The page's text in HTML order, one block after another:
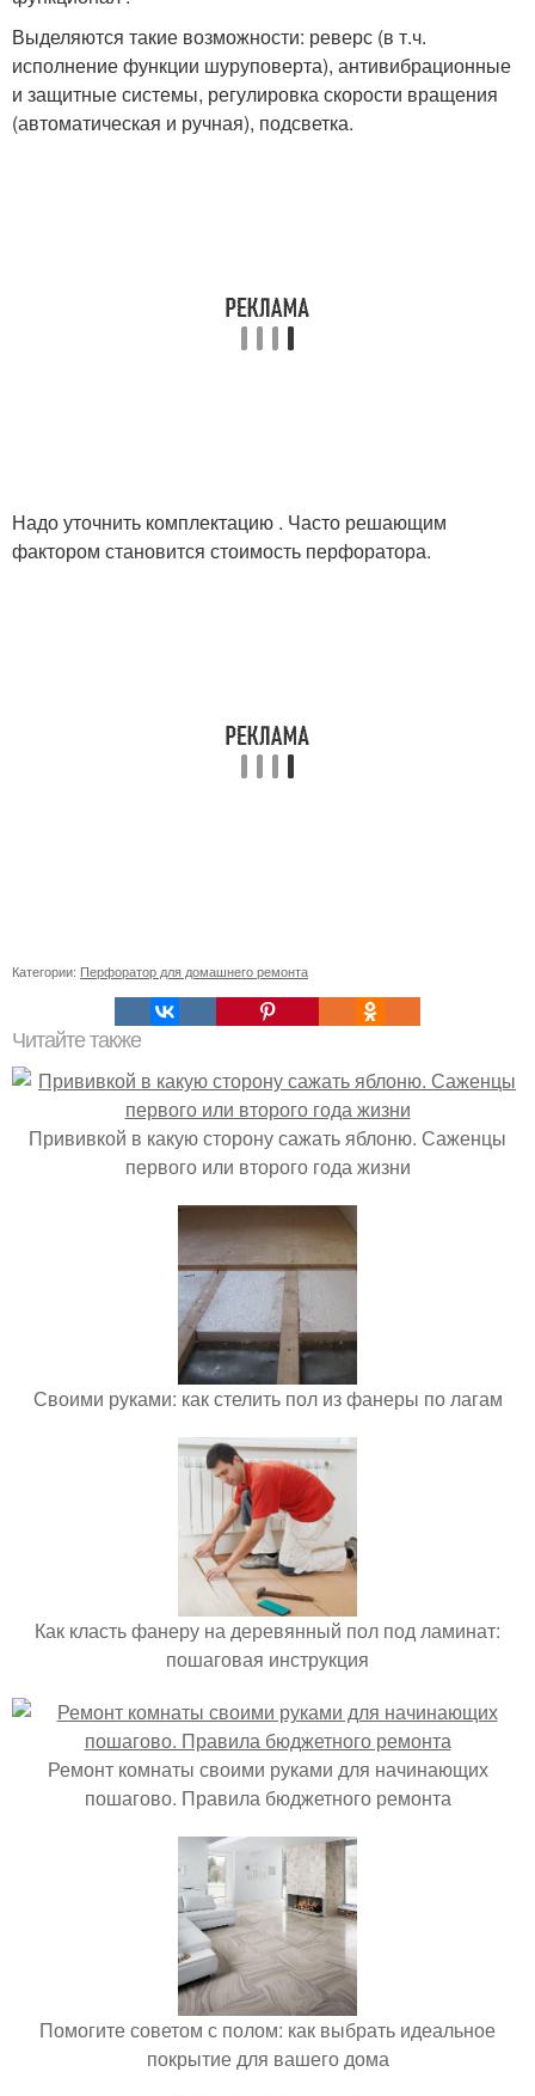
Выделяются такие возможности: реверс (в т.ч.
исполнение функции шуруповерта), антивибрационные
и защитные системы, регулировка скорости вращения
(автоматическая и ручная), подсветка.
Надо уточнить комплектацию . Часто решающим
фактором становится стоимость перфоратора.
Категории: Перфоратор для домашнего ремонта
Читайте также
Прививкой в какую сторону сажать яблоню. Саженцы
первого или второго года жизни
Своими руками: как стелить пол из фанеры по лагам
Как класть фанеру на деревянный пол под ламинат:
пошаговая инструкция
Ремонт комнаты своими руками для начинающих
пошагово. Правила бюджетного ремонта
Помогите советом с полом: как выбрать идеальное
покрытие для вашего дома